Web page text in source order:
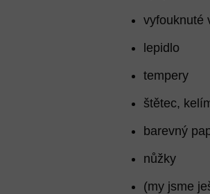
vyfouknuté
lepidlo
tempery
štětec,
barevný
nůžky
(my jsme